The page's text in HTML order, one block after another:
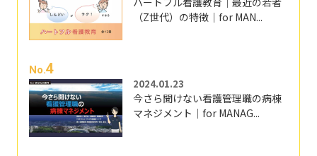
（Z世代）の特徴｜for MAN...
No.4
2024.01.23
今さら聞けない看護管理職の病棟
マネジメント｜for MANAG...